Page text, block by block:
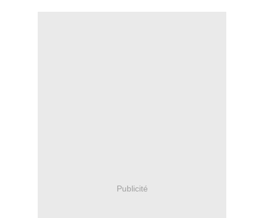
Publicité